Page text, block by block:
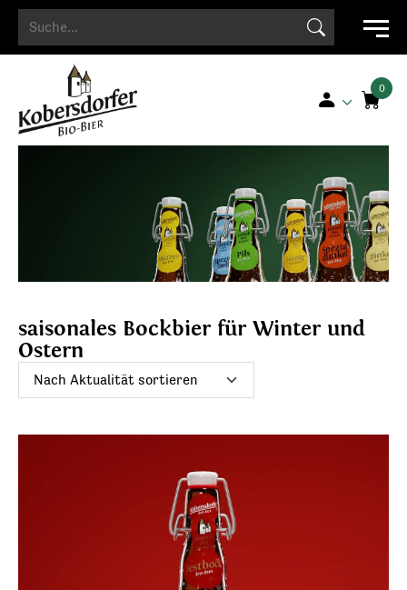
for:
Search Button
saisonales Bockbier für Winter und
Ostern